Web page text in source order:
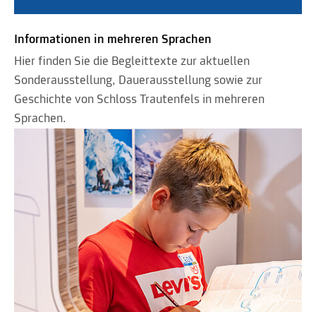
Informationen in mehreren Sprachen
Hier finden Sie die Begleittexte zur aktuellen
Sonderausstellung, Dauerausstellung sowie zur
Geschichte von Schloss Trautenfels in mehreren
Sprachen.